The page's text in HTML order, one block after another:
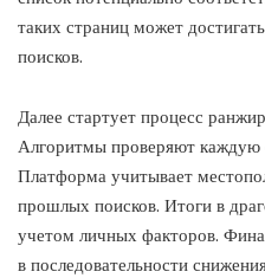
таких страниц может
поисков.
Далее стартует процесс
Алгоритмы проверяют каждую
Платформа учитывает
прошлых поисков. Итоги в
учетом личных факторов.
в последовательности